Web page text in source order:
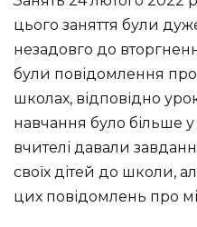
цього заняття були
незадовго до
були повідомлення
школах, відповідно
навчання було більше
вчителі давали
своїх дітей до школи,
цих повідомлень про